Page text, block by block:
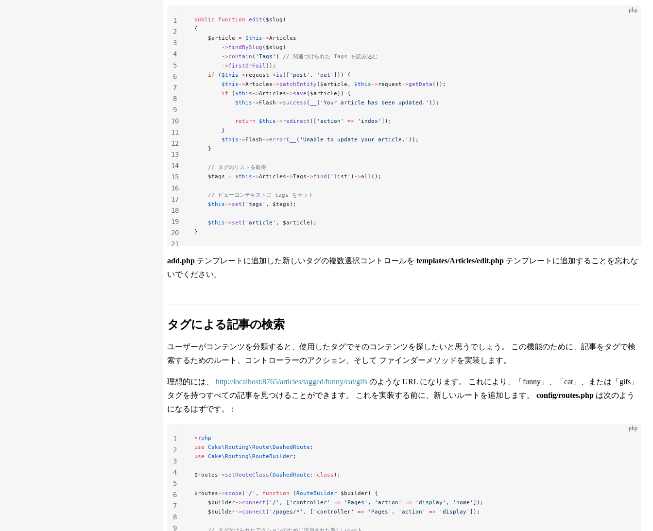
php
public function edit ($slug)
{
    $article
= $this ->Articles
        ->
findBySlug ($slug)
        ->
contain ( 'Tags' ) // 関連づけられた Tags を読み込む
        ->
firstOrFail ();
    if
( $this ->request ->is ([ 'post' , 'put' ])) {
        $this
->Articles ->patchEntity ($article, $this ->request ->getData ());
        if
( $this ->Articles ->save ($article)) {
            $this
->Flash ->success ( ( 'Your article has been updated.' ));
            return
$this ->redirect ([ 'action' => 'index' ]);
        }
        $this
->Flash ->error( ( 'Unable to update your article.' ));
    }
    // タグのリストを取得
    $tags
= $this ->Articles ->Tags ->find ( 'list' ) ->all ();
    // ビューコンテキストに tags をセット
    $this
->set ( 'tags' , $tags);
    $this
->set ( 'article' , $article);
}
1
2
3
4
5
6
7
8
9
10
11
12
13
14
15
16
17
18
19
20
21
24
add.php テンプレートに追加した新しいタグの複数選択コントロールを templates/Articles/edit.php テンプレートに追加することを忘れな
いでください。
タグによる記事の検索
ユーザーがコンテンツを分類すると、使用したタグでそのコンテンツを探したいと思うでしょう。 この機能のために、記事をタグで検
索するためのルート、コントローラーのアクション、そして ファインダーメソッドを実装します。
理想的には、 http://localhost:8765/articles/tagged/funny/cat/gifs のような URL になります。 これにより、「funny」、「cat」、または「gifs」
タグを持つすべての記事を見つけることができます。 これを実装する前に、新しいルートを追加します。 config/routes.php は次のよう
になるはずです。 :
php
<?php
use Cake\Routing\Route\DashedRoute ;
use Cake\Routing\RouteBuilder;
$routes ->setRouteClass (DashedRoute ::class );
$routes ->scope ( '/' , function (RouteBuilder $builder) {
    $builder
->connect ( '/' , [ 'controller' => 'Pages' , 'action' => 'display' , 'home' ]);
    $builder
->connect ( '/pages/*' , [ 'controller' => 'Pages' , 'action' => 'display' ]);
1
2
3
4
5
6
7
8
9